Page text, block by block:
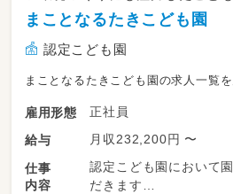
まことなるたきこども園
認定こども園
まことなるたきこども園の求人一覧
雇用形態
正社員
給与
月収232,200円 〜
仕事
内容
認定こども園において
だきます